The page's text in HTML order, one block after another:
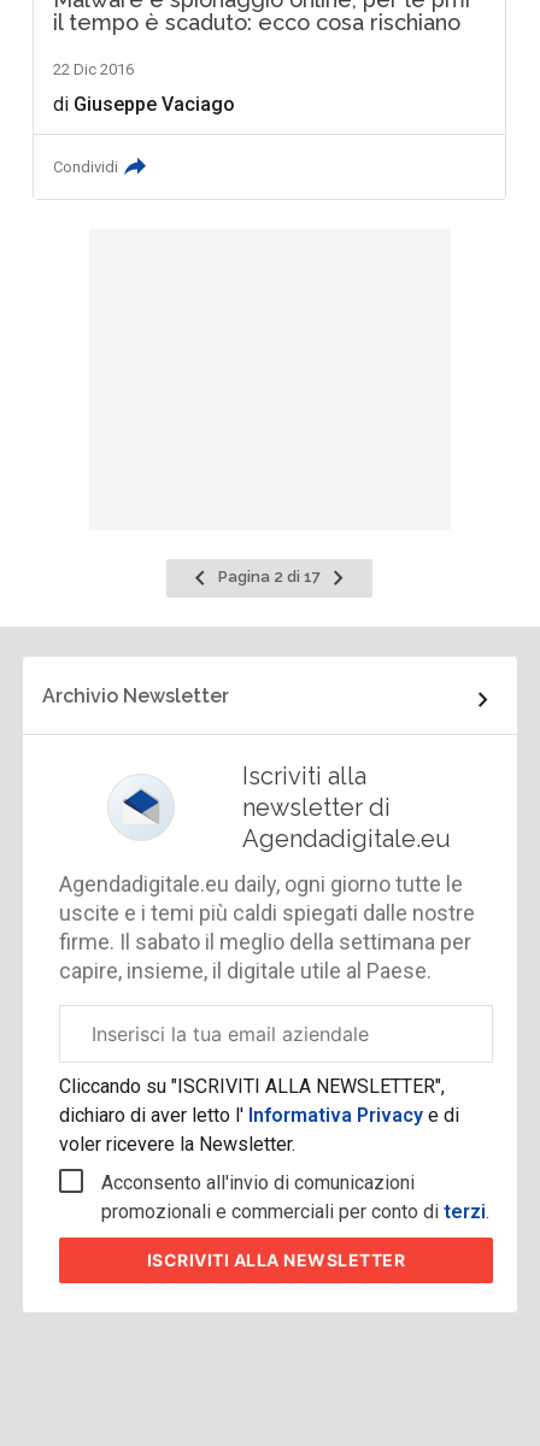
il tempo è scaduto: ecco cosa rischiano
22 Dic 2016
di Giuseppe Vaciago
Condividi
Pagina
precedente
Pagina 2 di 17
Pagina
successiva
Archivio Newsletter
Iscriviti alla
newsletter di
Agendadigitale.eu
Agendadigitale.eu daily, ogni giorno tutte le
uscite e i temi più caldi spiegati dalle nostre
firme. Il sabato il meglio della settimana per
capire, insieme, il digitale utile al Paese.
aziendale
Cliccando su "ISCRIVITI ALLA NEWSLETTER",
dichiaro di aver letto l' Informativa Privacye di
voler ricevere la Newsletter.
Acconsento all'invio di comunicazioni
promozionali e commerciali per conto diterzi.
ISCRIVITI ALLA NEWSLETTER